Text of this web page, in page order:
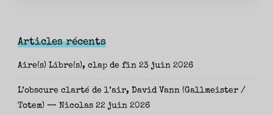
Articles récents
Aire(s) Libre(s), clap de fin 23 juin 2026
L’obscure clarté de l’air, David Vann (Gallmeister /
Totem) — Nicolas 22 juin 2026